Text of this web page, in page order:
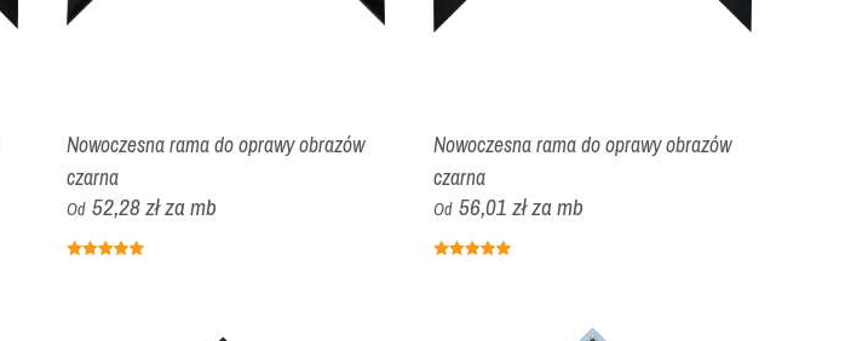
Nowoczesna rama do oprawy obrazów
czarna
Od 52,28 zł za mb
Nowoczesna rama do oprawy obrazów
czarna
Od 56,01 zł za mb